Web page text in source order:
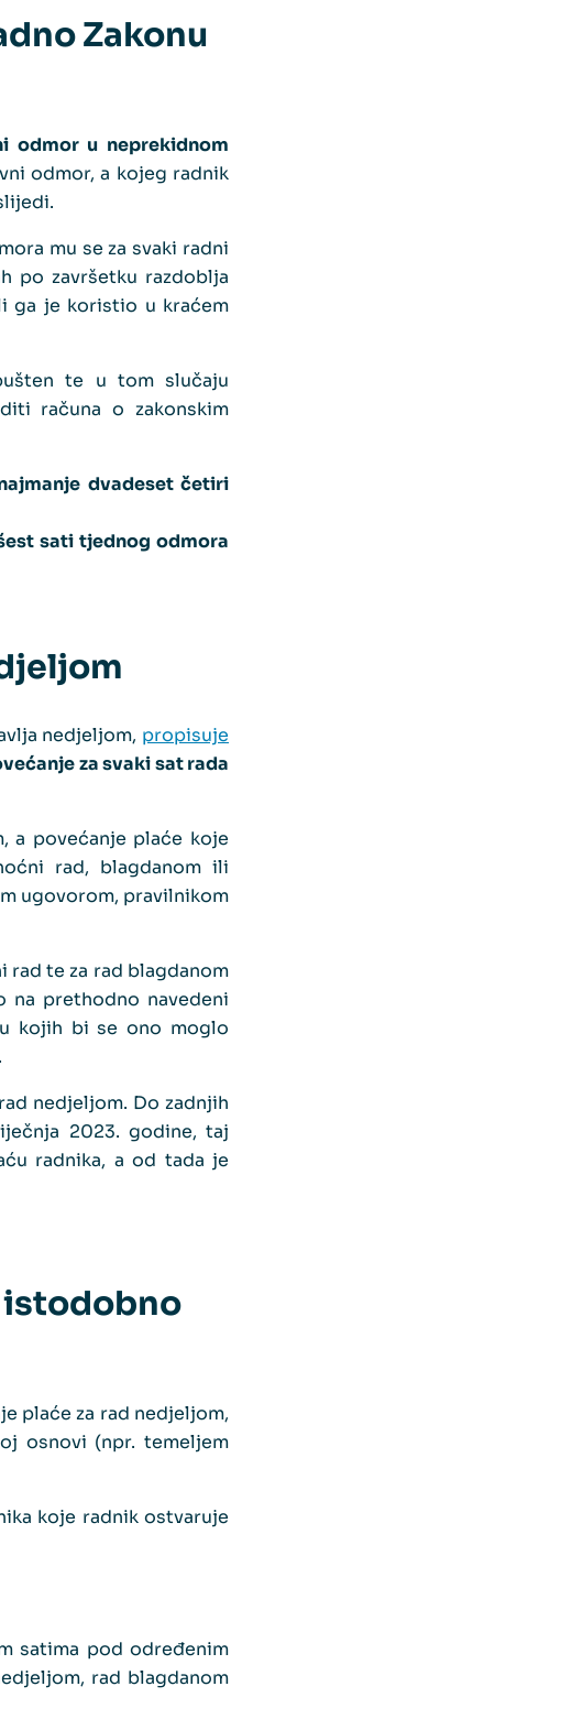
Zakonu
odmor u neprekidnom
odmor, a kojeg radnik
mu se za svaki radni
po završetku razdoblja
ga je koristio u kraćem
te u tom slučaju
računa o zakonskim
dvadeset četiri
sati tjednog odmora
nedjeljom, propisuje
za svaki sat rada
a povećanje plaće koje
rad, blagdanom ili
ugovorom, pravilnikom
rad te za rad blagdanom
na prethodno navedeni
kojih bi se ono moglo
nedjeljom. Do zadnjih
2023. godine, taj
radnika, a od tada je
istodobno
plaće za rad nedjeljom,
osnovi (npr. temeljem
koje radnik ostvaruje
satima pod određenim
rad blagdanom